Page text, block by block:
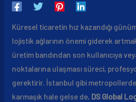
Küresel ticaretin hız kazandığı
lojistik ağlarının önemi giderek
üretim bandından son kullanıcıya
noktalarına ulaşması süreci,
gerektirir. İstanbul gibi
karmaşık hale gelse de, DS Global